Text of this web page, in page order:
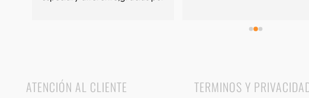
ATENCIÓN AL CLIENTE TERMINOS Y